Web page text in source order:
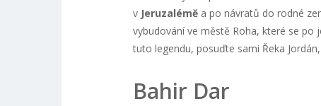
v Jeruzaléměa po návratů do rodné
vybudování ve městě Roha, které se
tuto legendu, posuďte sami Řeka
Bahir Dar